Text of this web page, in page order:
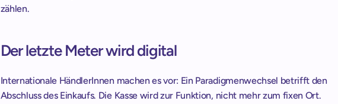
zählen.
Der letzte Meter wird digital
Internationale HändlerInnen machen es vor: Ein Paradigmenwechsel betrifft den
Abschluss des Einkaufs. Die Kasse wird zur Funktion, nicht mehr zum fixen Ort.